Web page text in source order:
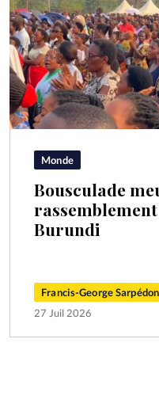
Monde
Bousculade
Burundi
Francis-George Sarpédon
27 Juil 2026